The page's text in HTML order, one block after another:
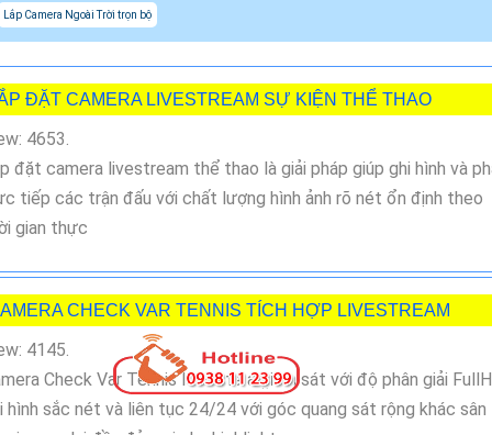
Lắp Camera Ngoài Trời trọn bộ
ĐẶT CAMERA LIVESTREAM SỰ KIỆN THỂ THAO
4653.
đặt camera livestream thể thao là giải pháp giúp ghi hình và
tiếp các trận đấu với chất lượng hình ảnh rõ nét ổn định theo
gian thực
CHECK VAR TENNIS TÍCH HỢP LIVESTREAM
4145.
Check Var Tennis là camera giám sát với độ phân giải
hình sắc nét và liên tục 24/24 với góc quang sát rộng khác sân